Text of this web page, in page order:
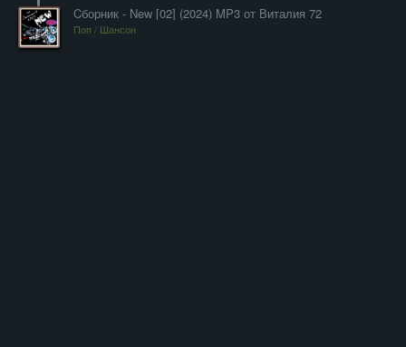
Cборник - New [02] (2024) MP3 от Виталия 72
Поп / Шансон